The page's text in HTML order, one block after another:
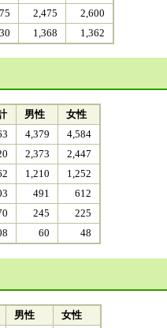
2,475
2,600
1,368 1,362
男性
女性
4,379
4,584
2,373
2,447
1,210
1,252
491
612
245
225
60 48
男性
女性